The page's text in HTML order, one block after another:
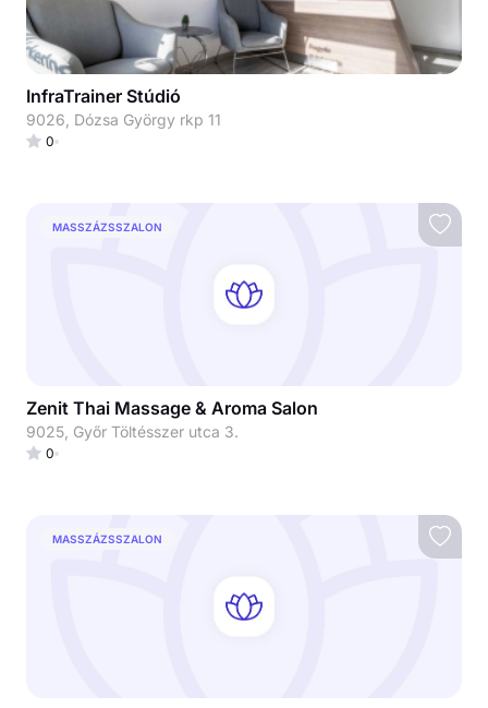
InfraTrainer Stúdió
9026, Dózsa György rkp 11
0
MASSZÁZSSZALON
Zenit Thai Massage & Aroma Salon
9025, Győr Töltésszer utca 3.
0
MASSZÁZSSZALON